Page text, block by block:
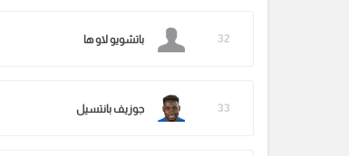
32 باتشويو لاو ها
33 جوزيف بانتسيل